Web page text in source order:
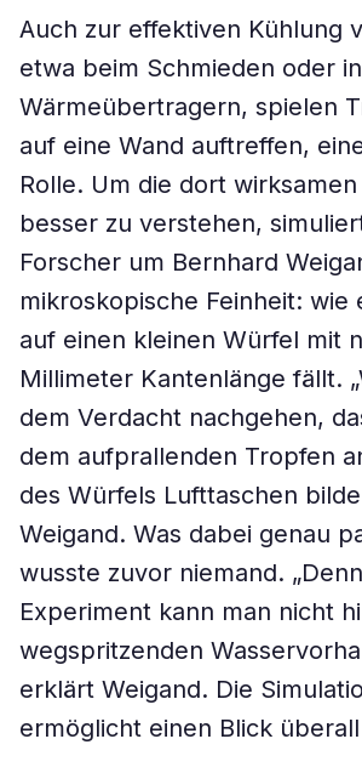
Auch zur effektiven Kühlung
etwa beim Schmieden oder in
Wärmeübertragern, spielen
auf eine Wand auftreffen,
Rolle. Um die dort
besser zu verstehen,
Forscher um Bernhard
mikroskopische Feinheit: wie
auf einen kleinen Würfel mit
Millimeter Kantenlänge fällt.
dem Verdacht nachgehen,
dem aufprallenden Tropfen
des Würfels Lufttaschen
Weigand. Was dabei genau
wusste zuvor niemand.
Experiment kann man nicht
wegspritzenden
erklärt Weigand. Die
ermöglicht einen Blick